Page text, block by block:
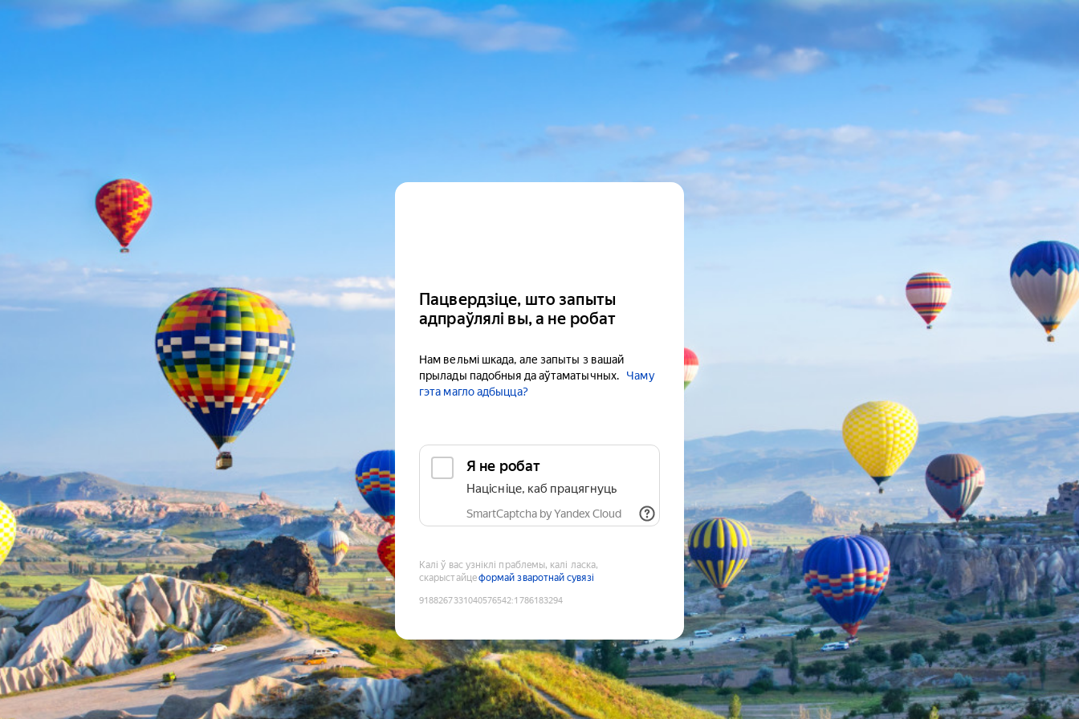
Пацвердзіце, што запыты
адпраўлялі вы, а не робат
Нам вельмі шкада, але запыты з вашай
прылады падобныя да аўтаматычных.
Чаму
гэта магло адбыцца?
Я не робат
Націсніце, каб працягнуць
SmartCaptcha by Yandex Cloud
Калі ў вас узніклі праблемы, калі ласка,
скарыстайцеформай зваротнай сувязі
9188267331040576542:1786183294